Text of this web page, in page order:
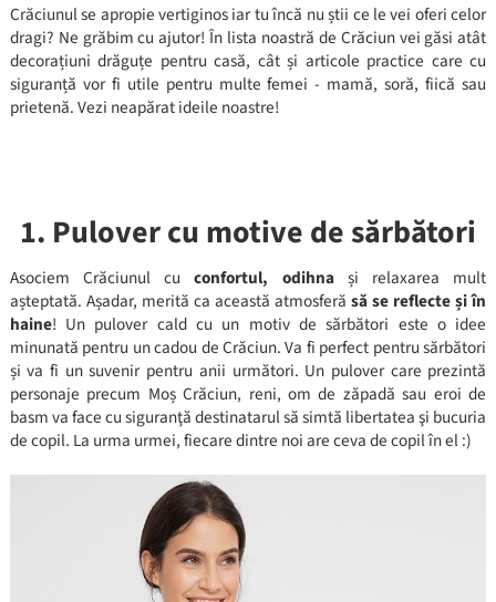
Crăciunul se apropie vertiginos iar tu încă nu știi ce le vei oferi celor
dragi? Ne grăbim cu ajutor! În lista noastră de Crăciun vei găsi atât
decorațiuni drăguțe pentru casă, cât și articole practice care cu
siguranță vor fi utile pentru multe femei - mamă, soră, fiică sau
prietenă. Vezi neapărat ideile noastre!
1. Pulover cu motive de sărbători
Asociem Crăciunul cuconfortul, odihnași relaxarea mult
așteptată. Așadar, merită ca această atmosferăsă se reflecte și în
haine! Un pulover cald cu un motiv de sărbători este o idee
minunată pentru un cadou de Crăciun. Va fi perfect pentru sărbători
și va fi un suvenir pentru anii următori. Un pulover care prezintă
personaje precum Moș Crăciun, reni, om de zăpadă sau eroi de
basm va face cu siguranţă destinatarul să simtă libertatea şi bucuria
de copil. La urma urmei, fiecare dintre noi are ceva de copil în el :)